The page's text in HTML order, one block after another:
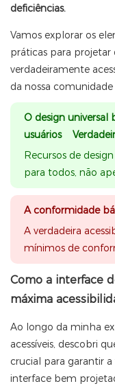
deficiências.
Vamos explorar os
práticas para
verdadeiramente
da nossa
O design universal
usuários
Recursos de
para todos, não
A conformidade
A verdadeira
mínimos de
Como a interface
máxima
Ao longo da minha
acessíveis, descobri
crucial para garantir a
interface bem